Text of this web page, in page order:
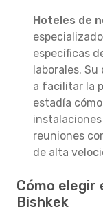
Hoteles de
específicas
laborales.
a facilitar la
estadía
reuniones
de alta
Cómo elegir
Bishkek